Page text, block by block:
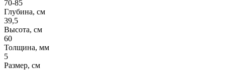
70-85
Глубина, см
39,5
Высота, см
60
Толщина, мм
5
Размер, см